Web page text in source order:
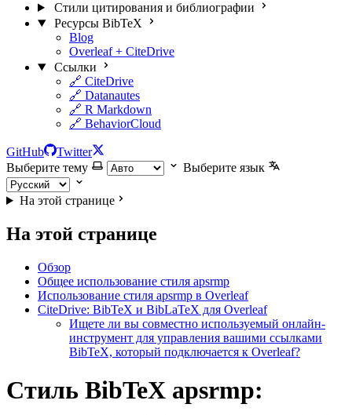
Стили цитирования и библиографии
Ресурсы BibTeX
Blog
Overleaf + CiteDrive
Ссылки
🔗 CiteDrive
🔗 Datanautes
🔗 R Markdown
🔗 BehaviorCloud
GitHub
Twitter
Выберите тему
Выберите язык
На этой странице
На этой странице
Обзор
Общее использование стиля apsrmp
Использование стиля apsrmp в Overleaf
CiteDrive: BibTeX и BibLaTeX для Overleaf
Ищете ли вы совместно используемый онлайн-
инструмент для управления вашими ссылками
BibTeX, который подключается к Overleaf?
Стиль BibTeX apsrmp: